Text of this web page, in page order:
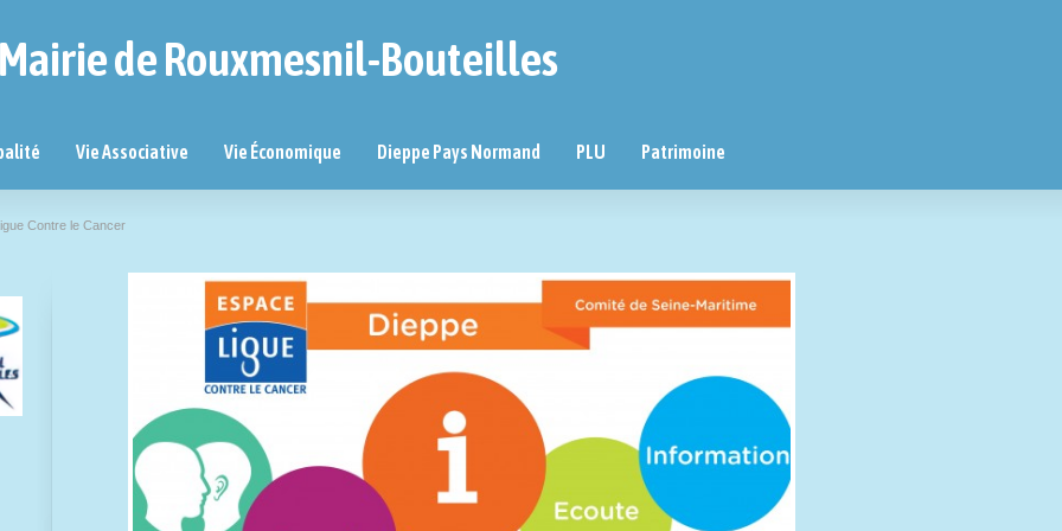
Mairie de Rouxmesnil-Bouteilles
Vie Associative Vie Économique Dieppe Pays Normand PLU Patrimoine
Contre le Cancer